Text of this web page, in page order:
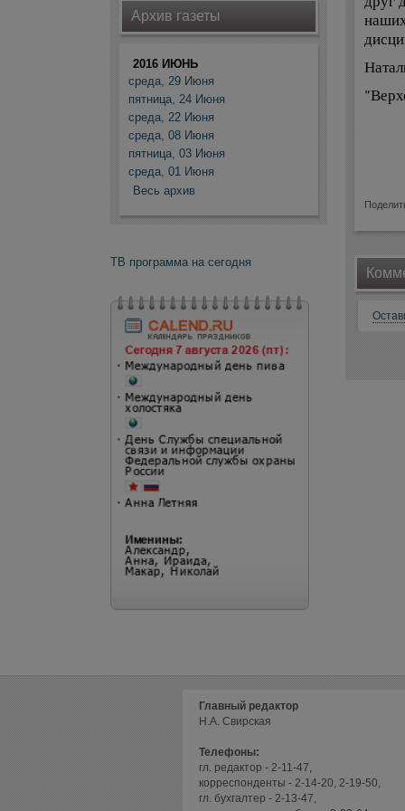
Архив газеты
2016 ИЮНЬ
среда, 29 Июня
пятница, 24 Июня
среда, 22 Июня
среда, 08 Июня
пятница, 03 Июня
среда, 01 Июня
Весь архив
ТВ программа на сегодня
Главный редактор
Н.А. Свирская
Телефоны:
гл. редактор - 2-11-47,
корреспонденты - 2-14-20, 2-19-50,
гл. бухгалтер - 2-13-47,